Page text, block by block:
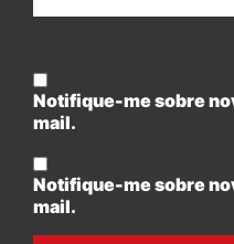
Notifique-me sobre
mail.
Notifique-me sobre
mail.